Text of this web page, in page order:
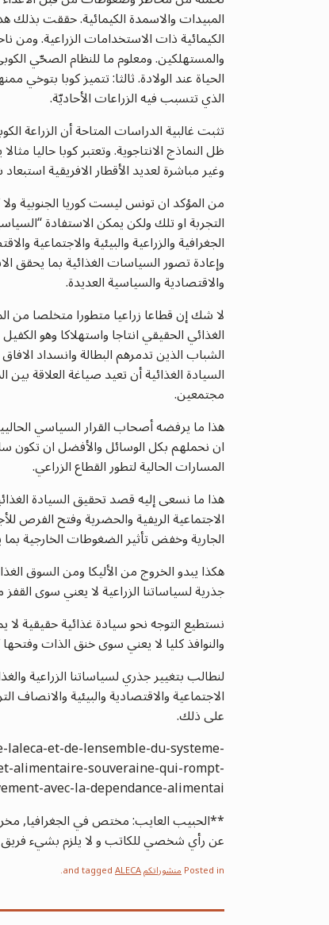
المبيدات والاسمدة الكيمائية. حققت بذلك
الكيمائية ذات الاستخدامات الزراعية. ومن
والمستهلكين. ومعلوم ما للنظام الصحّي
الذي تتسبب فيه الزراعات الأحاديّة.
تثبت غالبية الدراسات المتاحة أن
ظل النماذج الانتاجوية. وتعتبر كوبا حاليا
وغير مباشرة لعديد الأقطار الافريقية
من المؤكد ان تونس ليست كوريا الجنوبية
التجربة او تلك ولكن يمكن الاستفادة
الجغرافية والزراعية والبيئية والاجتماعية
وإعادة تصور السياسات الغذائية بما يحقق
والاقتصادية والسياسية العديدة.
لا شك إن قطاعا زراعيا متطورا متخلصا من
الغذائي الحقيقي انتاجا واستهلاكا وهو
الشباب الذين تدمرهم البطالة وانسداد
السيادة الغذائية أن تعيد صياغة العلاقة
مجتمعين.
هذا ما يرفضه أصحاب القرار السياسي
ان نحملهم بكل الوسائل والأفضل ان تكون
المسارات الحالية لتطور القطاع الزراعي.
هذا ما نسعى إليه قصد تحقيق السيادة
الاجتماعية الريفية والحضرية وفتح الفرص
الجارية وخفض تأثير الضغوطات الخارجية
هكذا يبدو الخروج من الأليكا ومن السوق
جذرية لسياساتنا الزراعية لا يعني سوى
نستطيع التوجه نحو سيادة غذائية حقيقية لا
والنوافذ كليا لا يعني سوى خنق الذات
لنطالب بتغيير جذري لسياساتنا الزراعية
الاجتماعية والاقتصادية والبيئية
على ذلك.
et-de-lensemble-du-systeme-
alimentaire-souveraine-qui-rompt-
avec-la-dependance-alimentai/
**الحبيب العايب: مختص في الجغرافيا,
عن رأي شخصي للكاتب و لا يلزم بشيء فريق
Posted inمنشوراتكمALECA
.